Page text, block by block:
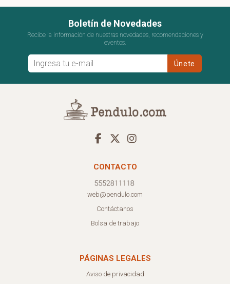
Boletín de Novedades
Recibe la información de nuestras novedades, recomendaciones y
eventos.
CONTACTO
web@pendulo.com
Contáctanos
Bolsa de trabajo
PÁGINAS LEGALES
Aviso de privacidad